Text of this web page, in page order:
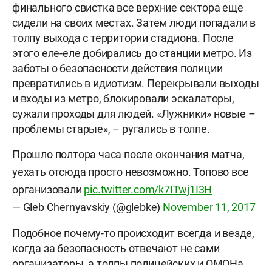
финального свистка все верхние сектора еще
сидели на своих местах. Затем люди попадали в
толпу выхода с территории стадиона. После
этого еле-еле добирались до станции метро. Из
заботы о безопасности действия полиции
превратились в идиотизм. Перекрывали выходы
и входы из метро, блокировали эскалаторы,
сужали проходы для людей. «Лужники» новые –
проблемы старые», – ругались в толпе.
Прошло полтора часа после окончания матча,
уехать отсюда просто невозможно. Топово все
организовали pic.twitter.com/k7ITwj1I3H
— Gleb Chernyavskiy (@glebke) November 11, 2017
Подобное почему-то происходит всегда и везде,
когда за безопасность отвечают не сами